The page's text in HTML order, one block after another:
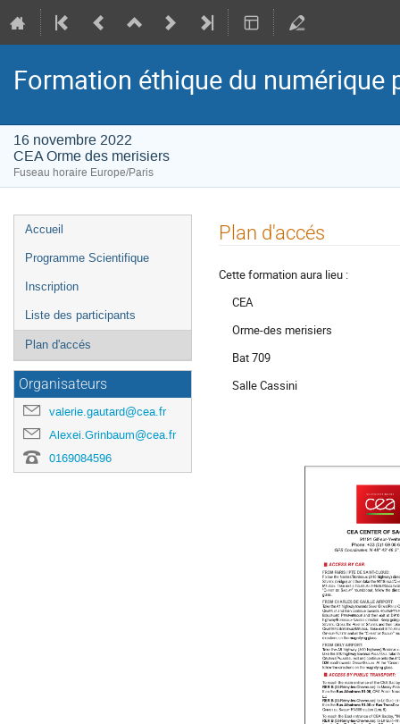
Formation éthique du numérique
16 novembre 2022
CEA Orme des merisiers
Fuseau horaire Europe/Paris
Menu
de
Accueil
Programme Scientifique
Inscription
Liste des participants
Plan d'accés
Organisateurs
valerie.gautard@cea.fr
Alexei.Grinbaum@cea.fr
0169084596
Plan d'accés
Cette formation aura lieu :
CEA
Orme-des merisiers
Bat 709
Salle Cassini